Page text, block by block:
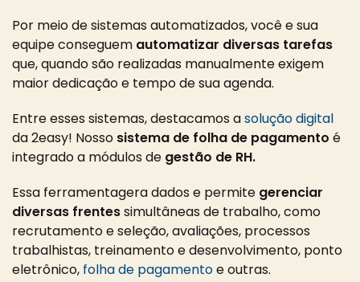
Por meio de sistemas automatizados, você e sua
equipe conseguem automatizar diversas tarefas
que, quando são realizadas manualmente exigem
maior dedicação e tempo de sua agenda.
Entre esses sistemas, destacamos asolução digital
da 2easy! Nosso sistema de folha de pagamento é
integrado a módulos de gestão de RH.
Essa ferramentagera dados e permite gerenciar
diversas frentessimultâneas de trabalho, como
recrutamento e seleção, avaliações, processos
trabalhistas, treinamento e desenvolvimento, ponto
eletrônico, folha de pagamentoe outras.